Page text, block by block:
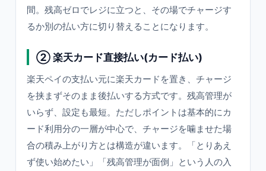
間。残高ゼロでレジに立つと、その場でチャージす
るか別の払い方に切り替えることになります。
② 楽天カード直接払い(カード払い)
楽天ペイの支払い元に楽天カードを置き、チャージ
を挟まずそのまま後払いする方式です。残高管理が
いらず、設定も最短。ただしポイントは基本的にカ
ード利用分の一層が中心で、チャージを噛ませた場
合の積み上がり方とは構造が違います。「とりあえ
ず使い始めたい」「残高管理が面倒」という人の入